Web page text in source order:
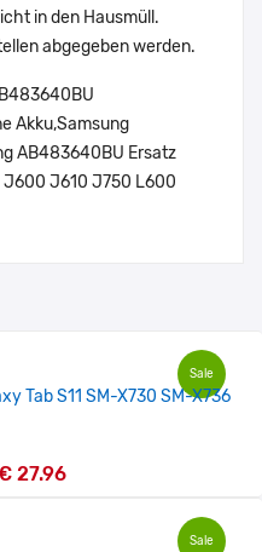
in den Hausmüll.
abgegeben werden.
Akku,Samsung
AB483640BU Ersatz
J600 J610 J750 L600
Sale
Tab S11 SM-X730 SM-X736
27.96
Sale